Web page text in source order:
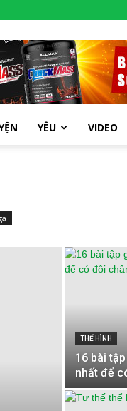
YÊU VIDEO
THỂ HÌNH
16 bài
nhất để